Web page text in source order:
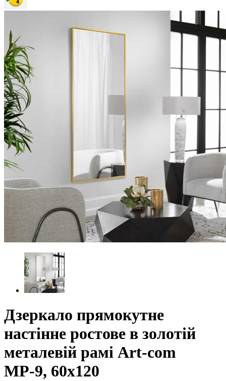
Дзеркало прямокутне
настінне ростове в золотій
металевій рамі Art-com
МР-9, 60х120